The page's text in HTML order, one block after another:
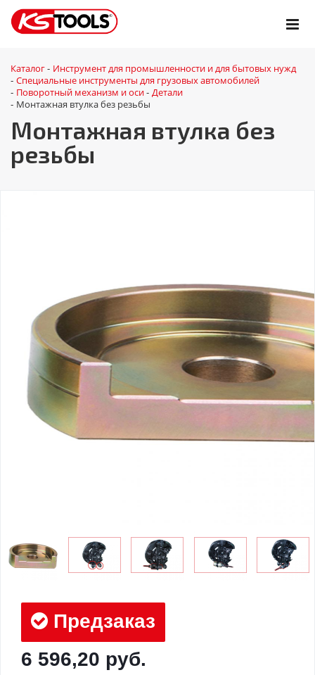
Каталог - Инструмент для промышленности и для бытовых нужд
- Специальные инструменты для грузовых автомобилей
- Поворотный механизм и оси - Детали
- Монтажная втулка без резьбы
Монтажная втулка без
резьбы
Предзаказ
6 596,20 руб.